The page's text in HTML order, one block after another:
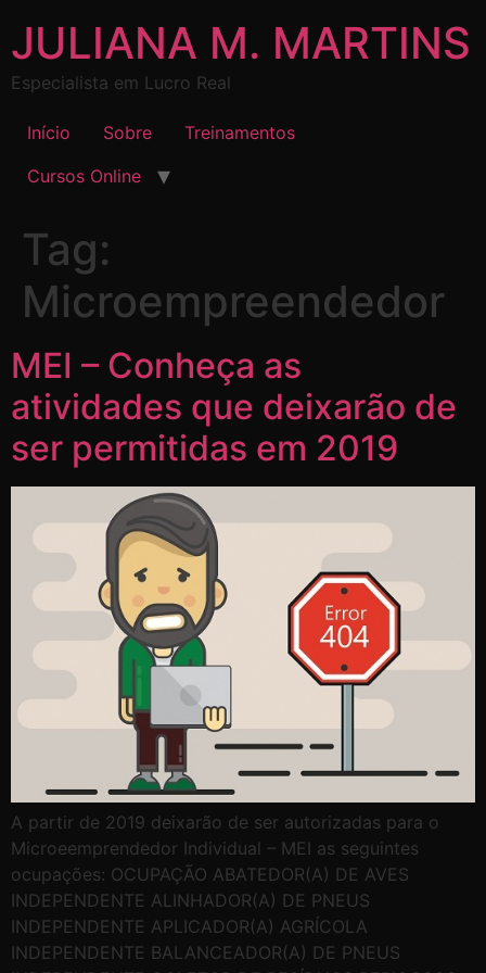
JULIANA M. MARTINS
Especialista em Lucro Real
Início Sobre
Treinamentos
Cursos Online
Tag:
Microempreendedor
MEI – Conheça as
atividades que deixarão de
ser permitidas em 2019
A partir de 2019 deixarão de ser autorizadas para o
Microeemprendedor Individual – MEI as seguintes
ocupações: OCUPAÇÃO ABATEDOR(A) DE AVES
INDEPENDENTE ALINHADOR(A) DE PNEUS
INDEPENDENTE APLICADOR(A) AGRÍCOLA
INDEPENDENTE BALANCEADOR(A) DE PNEUS